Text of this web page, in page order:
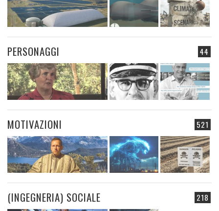
44
PERSONAGGI
521
MOTIVAZIONI
218
(INGEGNERIA) SOCIALE